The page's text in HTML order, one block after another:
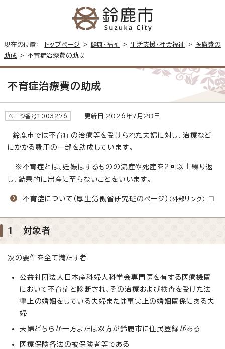
現在の位置： トップページ > 健康・福祉 > 生活支援・社会福祉 >
医療費の
助成 > 不育症治療費の助成
不育症治療費の助成
ページ番号1003276 更新日 2026年7月28日
鈴鹿市では不育症の治療等を受けられた夫婦に対し、治療など
にかかる費用の一部を助成しています。
※不育症とは、妊娠はするものの流産や死産を2回以上繰り返
し、結果的に出産に至らないことをいいます。
不育症について（厚生労働省研究班のページ） （外部リンク）
1 対象者
次の要件を全て満たす者
公益社団法人日本産科婦人科学会専門医を有する医療機関
において不育症と診断され、その治療および検査を受けた法
律上の婚姻をしている夫婦または事実上の婚姻関係にある夫
婦
夫婦どちらか一方または双方が鈴鹿市に住民登録がある
医療保険各法の被保険者等である